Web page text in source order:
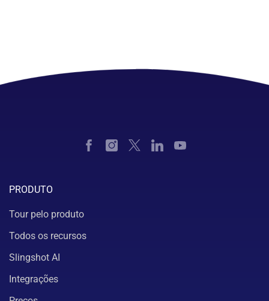
PRODUTO
Tour pelo produto
Todos os recursos
Slingshot AI
Integrações